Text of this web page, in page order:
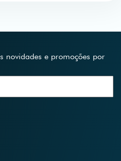
novidades e promoções por